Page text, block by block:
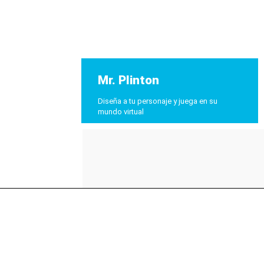
Mr. Plinton
Diseña a tu personaje y juega en su
mundo virtual